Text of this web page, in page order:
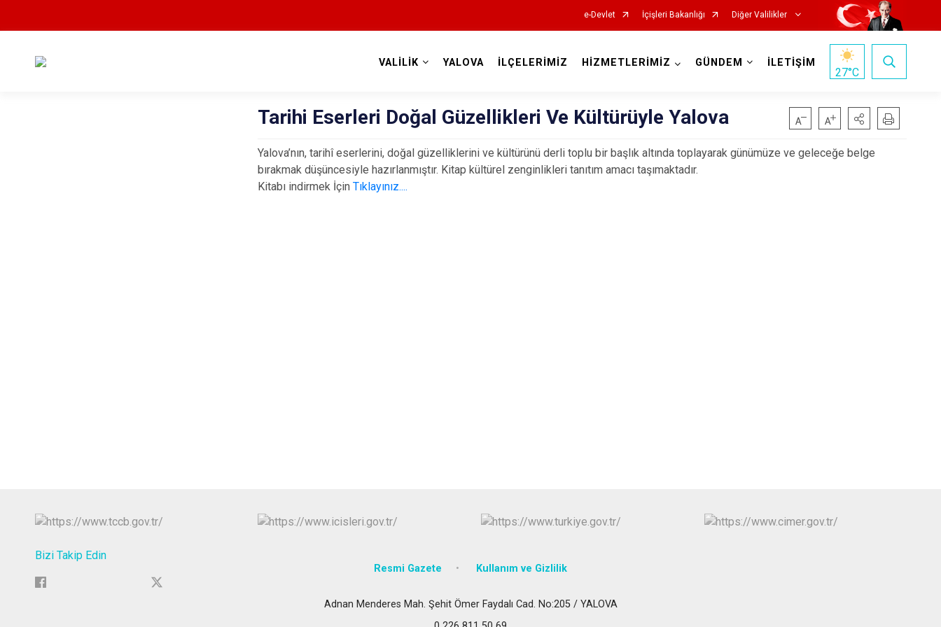
e-Devlet İçişleri Bakanlığı Diğer Valilikler
VALİLİK YALOVA İLÇELERİMİZ HİZMETLERİMİZ GÜNDEM İLETİŞİM
27°C
Tarihi Eserleri Doğal Güzellikleri Ve Kültürüyle Yalova
Yalova’nın, tarihî eserlerini, doğal güzelliklerini ve kültürünü derli toplu bir başlık altında toplayarak günümüze ve geleceğe belge
bırakmak düşüncesiyle hazırlanmıştır. Kitap kültürel zenginlikleri tanıtım amacı taşımaktadır.
Kitabı indirmek İçin Tıklayınız....
Bizi Takip Edin
Resmi Gazete Kullanım ve Gizlilik
Adnan Menderes Mah. Şehit Ömer Faydalı Cad. No:205 / YALOVA